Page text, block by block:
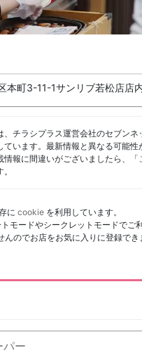
本町3-11-1サンリブ若松店店
、チラシプラス運営会社のセブンネ
ています。最新情報と異なる可能性
情報に間違いがございましたら、「
に cookie を利用しています。
モードやシークレットモードでご
のでお店をお気に入りに登録でき